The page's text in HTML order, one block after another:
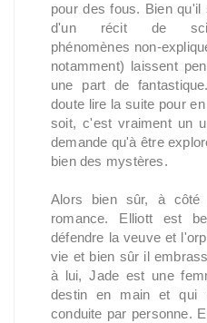
pour des fous. Bien
d'un récit de
phénomènes non-
notamment) laissent
une part de
doute lire la suite pour
soit, c'est vraiment un
demande qu'à être
bien des mystères.
Alors bien sûr, à
romance. Elliott est
défendre la veuve et
vie et bien sûr il
à lui, Jade est une
destin en main et qui
conduite par personne.